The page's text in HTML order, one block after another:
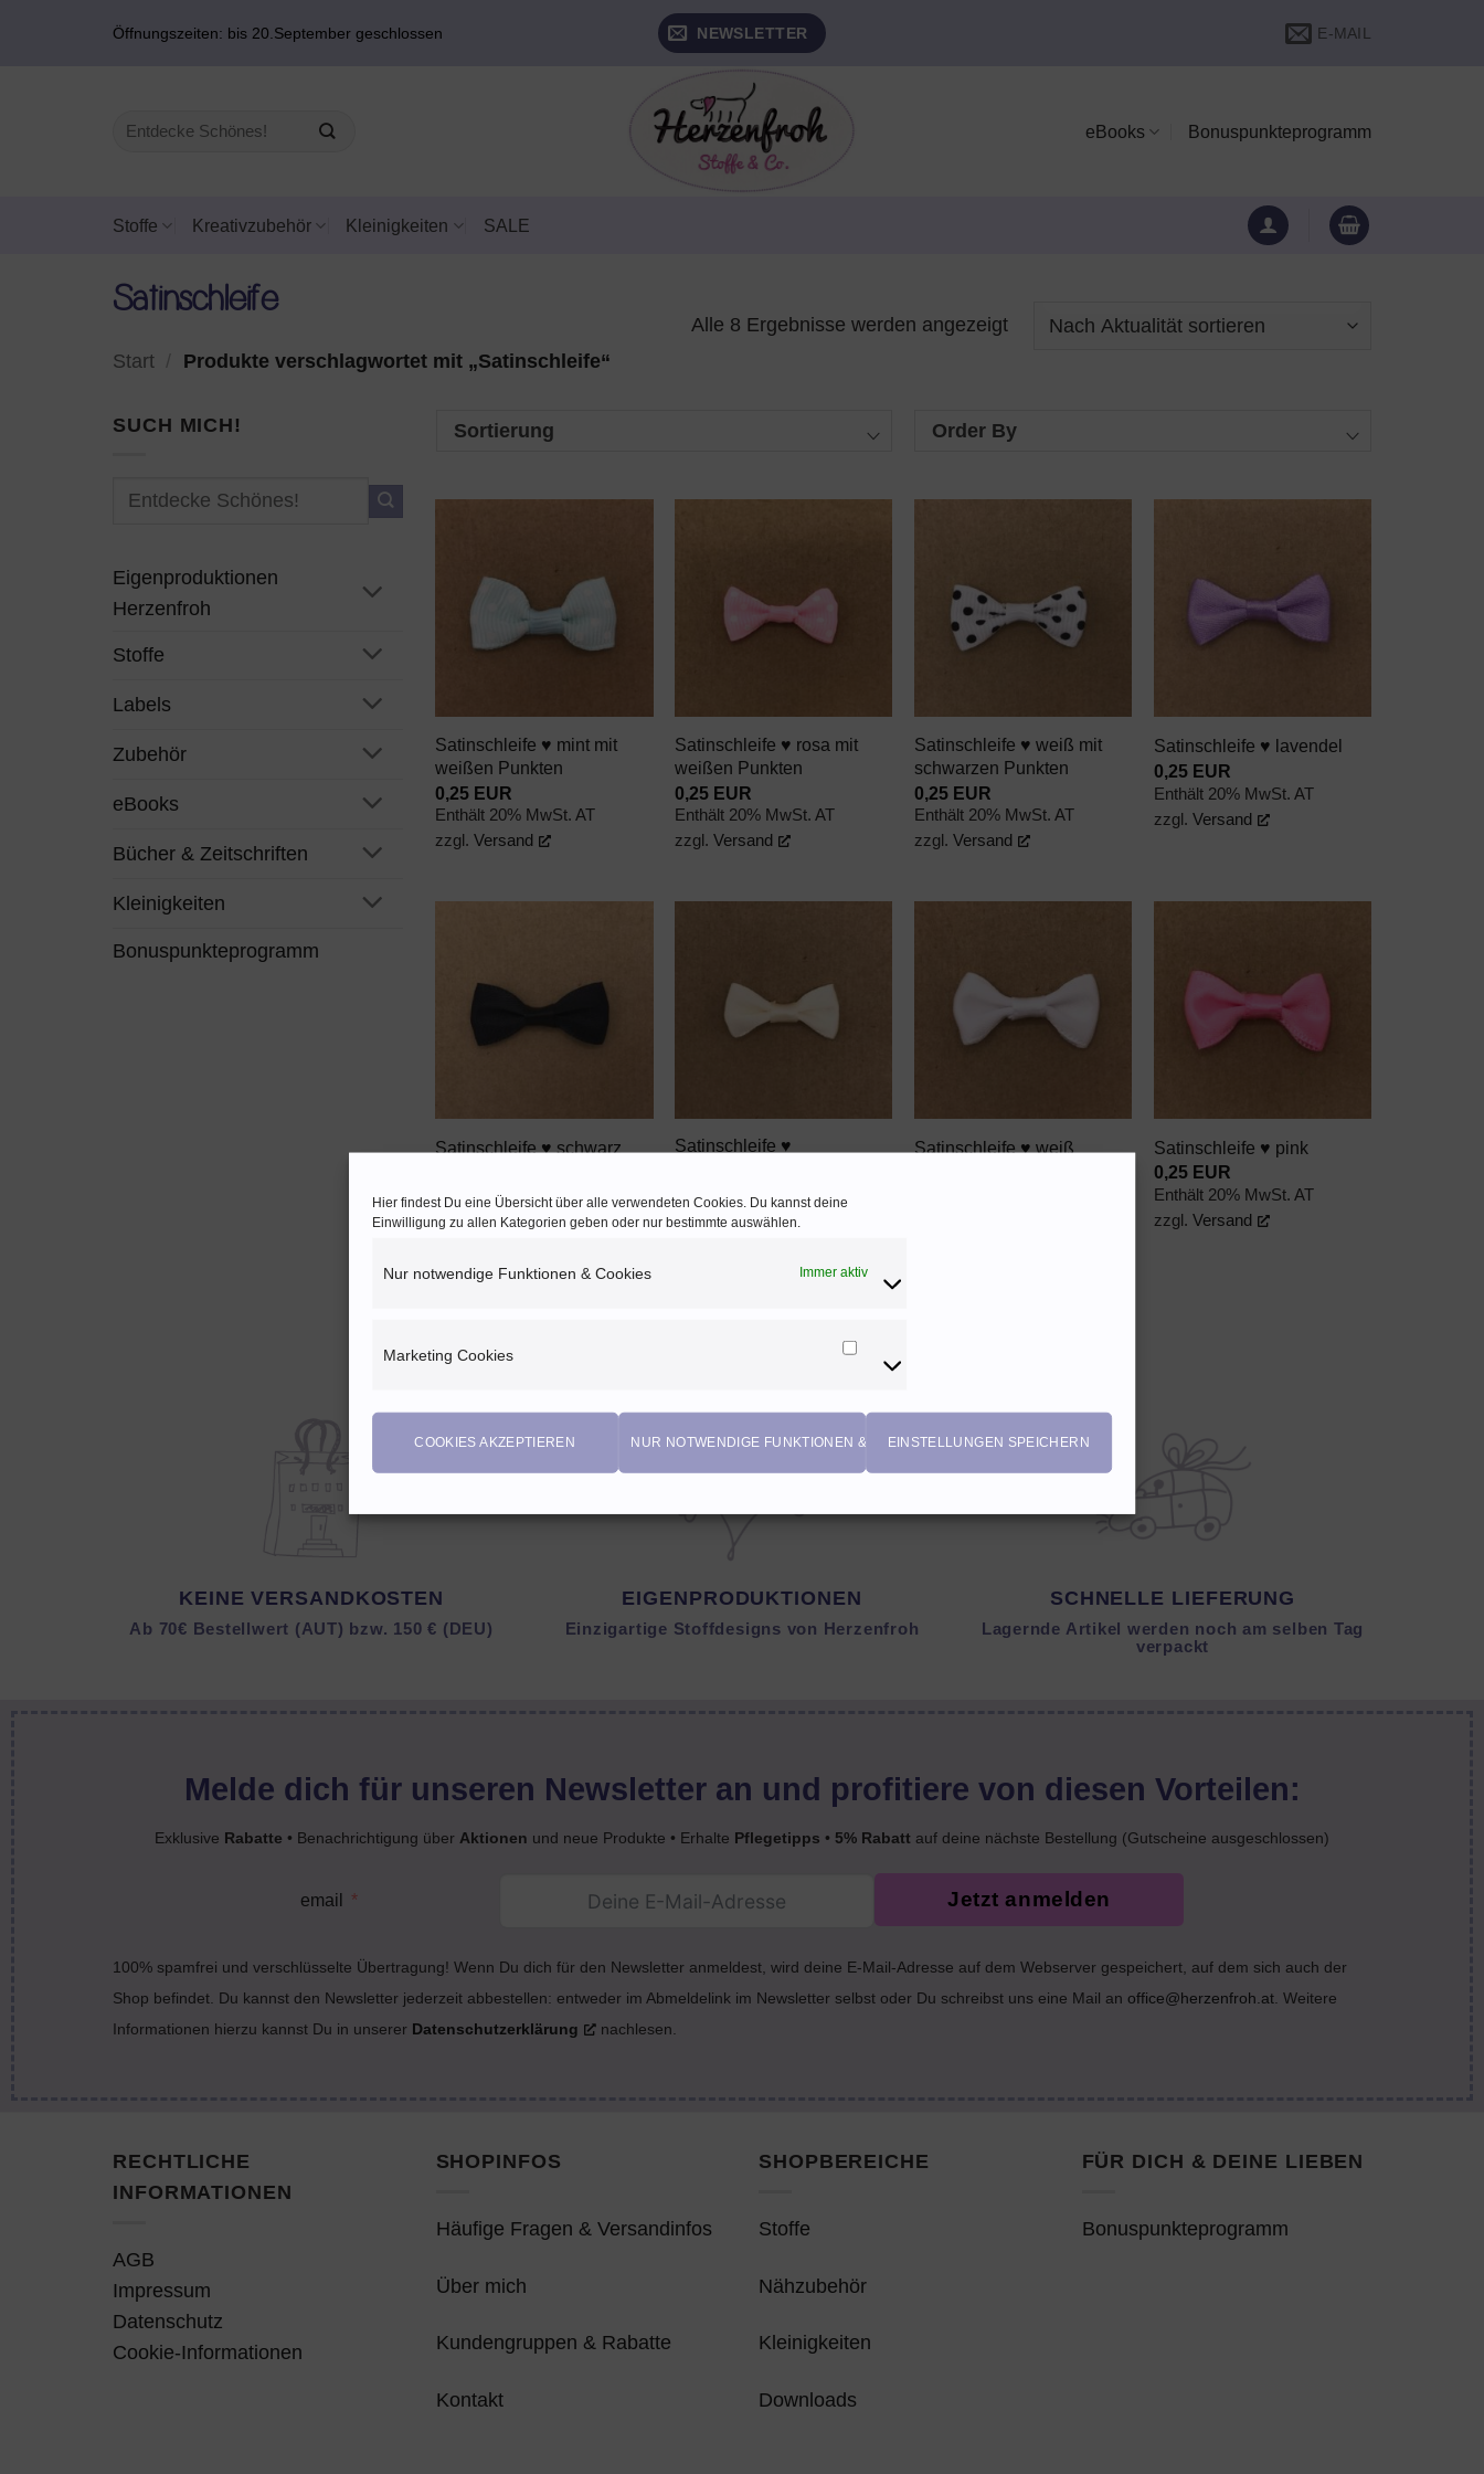
Hier findest Du eine Übersicht über alle verwendeten Cookies. Du kannst deine
Einwilligung zu allen Kategorien geben oder nur bestimmte auswählen.
Nur notwendige Funktionen & Cookies Immer aktiv
Marketing Cookies
Marketing
COOKIES AKZEPTIEREN NUR NOTWENDIGE FUNKTIONEN & COOKIESEINSTELLUNGEN SPEICHERN
Öffnungszeiten: bis 20.September geschlossen NEWSLETTER E-MAIL
Suchen
eBooks Bonuspunkteprogramm
Stoffe Kreativzubehör Kleinigkeiten SALE
Satinschleife
Start Produkte verschlagwortet mit „Satinschleife“
Alle 8 Ergebnisse werden angezeigtNach
SUCH MICH!
Suchen
Eigenproduktionen
Herzenfroh
Stoffe
Labels
Zubehör
eBooks
Bücher & Zeitschriften
Kleinigkeiten
Bonuspunkteprogramm
Sortierung Order By
WUNSCHZETTEL
Satinschleife ♥ mint mit
weißen Punkten
0,25 EUR
Enthält 20% MwSt. AT
zzgl.Versand
WUNSCHZETTEL
Satinschleife ♥ rosa mit
weißen Punkten
0,25 EUR
Enthält 20% MwSt. AT
zzgl.Versand
WUNSCHZETTEL
Satinschleife ♥ weiß mit
schwarzen Punkten
0,25 EUR
Enthält 20% MwSt. AT
zzgl.Versand
WUNSCHZETTEL
Satinschleife ♥ lavendel
0,25 EUR
Enthält 20% MwSt. AT
zzgl. Versand
WUNSCHZETTEL
Satinschleife ♥ schwarz
Enthält 20% MwSt. AT
zzgl.Versand
WUNSCHZETTEL
Satinschleife ♥
0,25
EUR
Enthält 20% MwSt. AT
WUNSCHZETTEL
Satinschleife ♥ weiß
AUF DEN
WUNSCHZETTEL
Satinschleife ♥ pink
0,25 EUR
Enthält 20% MwSt. AT
zzgl. Versand
KEINE VERSANDKOSTEN
Ab 70€ Bestellwert (AUT) bzw. 150 € (DEU)
EIGENPRODUKTIONEN
Einzigartige Stoffdesigns von Herzenfroh
SCHNELLE LIEFERUNG
Lagernde Artikel werden noch am selben Tag
verpackt
Melde dich für unseren Newsletter an und profitiere von diesen Vorteilen:
Exklusive Rabatte • Benachrichtigung über Aktionen und neue Produkte • Erhalte Pflegetipps • 5% Rabatt auf deine nächste Bestellung (Gutscheine ausgeschlossen)
email Jetzt anmelden
100% spamfrei und verschlüsselte Übertragung! Wenn Du dich für den Newsletter anmeldest, wird deine E-Mail-Adresse auf dem Webserver gespeichert, auf dem sich auch der
Shop befindet. Du kannst den Newsletter jederzeit abbestellen: entweder im Abmeldelink im Newsletter selbst oder Du schreibst uns eine Mail an office@herzenfroh.at . Weitere
Informationen hierzu kannst Du in unserer Datenschutzerklärung nachlesen.
RECHTLICHE
INFORMATIONEN
AGB
Impressum
Datenschutz
Cookie-Informationen
SHOPINFOS
Häufige Fragen & Versandinfos
Über mich
Kundengruppen & Rabatte
Kontakt
SHOPBEREICHE
Stoffe
Nähzubehör
Kleinigkeiten
Downloads
FÜR DICH & DEINE LIEBEN
Bonuspunkteprogramm